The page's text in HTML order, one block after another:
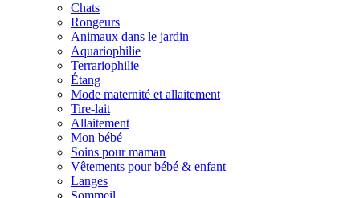
Chats
Rongeurs
Animaux dans le jardin
Aquariophilie
Terrariophilie
Étang
Mode maternité et allaitement
Tire-lait
Allaitement
Mon bébé
Soins pour maman
Vêtements pour bébé & enfant
Langes
Sommeil